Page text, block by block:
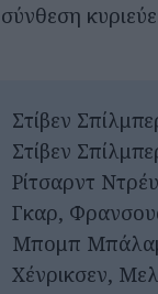
Στίβεν
Στίβεν
Ρίτσαρντ
Γκαρ,
Μπομπ
Χένρικσεν,